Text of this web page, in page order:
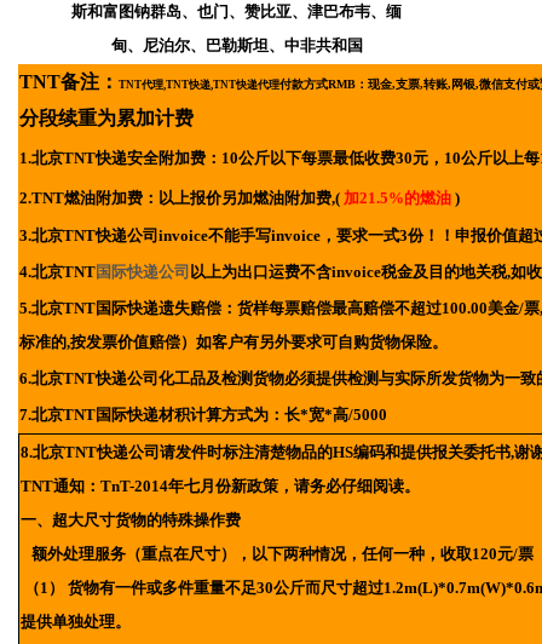
斯和富图钠群岛、也门、赞比亚、津巴布韦、缅
甸、尼泊尔、巴勒斯坦、中非共和国
TNT备注： TNT代理,TNT快递,TNT快递代理付款方式RMB： 现金,支票,转账,网银,微信支付
分段续重为累加计费
1.北京TNT快递安全附加费：10公斤以下每票最低收费30元，10公斤以上
2.TNT燃油附加费：以上报价另加燃油附加费,( 加21.5%的燃油 )
3.北京TNT快递公司invoice不能手写invoice，要求一式3份！！申报价值超
4.北京TNT国际快递公司 以上为出口运费不含invoice税金及目的地关税,如
5.北京TNT国际快递遗失赔偿：货样每票赔偿最高赔偿不超过100.00美金/
标准的,按发票价值赔偿）如客户有另外要求可自购货物保险。
6.北京TNT快递公司化工品及检测货物必须提供检测与实际所发货物为一致
7.北京TNT国际快递材积计算方式为：长*宽*高/5000
8.北京TNT快递公司请发件时标注清楚物品的HS编码和提供报关委托书,谢
TNT通知：TnT-2014年七月份新政策，请务必仔细阅读。
一、超大尺寸货物的特殊操作费
额外处理服务（重点在尺寸），以下两种情况，任何一种，收取120元/票
（1） 货物有一件或多件重量不足30公斤而尺寸超过
提供单独处理。